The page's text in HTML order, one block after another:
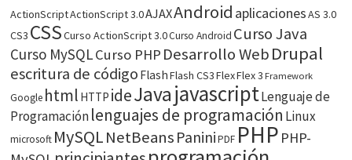
ActionScriptActionScript 3.0AJAXAndroid aplicacionesAS 3.0
CS3 CSSCurso ActionScript 3.0Curso Android Curso Java
Curso MySQLCurso PHP Desarrollo WebDrupal
escritura de código FlashFlash CS3FlexFlex 3 Framework
Google html HTTP ideJavajavascriptLenguaje de
Programaciónlenguajes de programación Linux
microsoft MySQLNetBeans Panini PDF PHP PHP-